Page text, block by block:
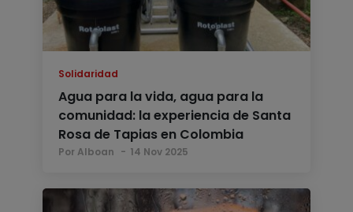
Solidaridad
Agua para la vida, agua para la
comunidad: la experiencia de Santa
Rosa de Tapias en Colombia
Por Alboan 14 Nov 2025